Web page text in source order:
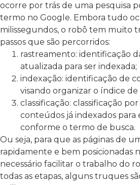
ocorre por trás de uma pesquisa
termo no Google. Embora tudo
milissegundos, o robô tem muito
passos que são percorridos:
rastreamento: identificação
atualizada para ser indexada;
indexação: identificação de
visando organizar o índice de
classificação: classificação
conteúdos já indexados para
conforme o termo de busca.
Ou seja, para que as páginas de
rapidamente e bem posicionadas
necessário facilitar o trabalho do
todas as etapas, alguns truques